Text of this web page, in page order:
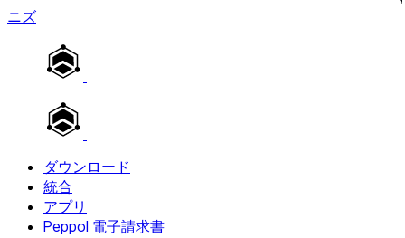
ニズ
ダウンロード
統合
アプリ
Peppol 電子請求書